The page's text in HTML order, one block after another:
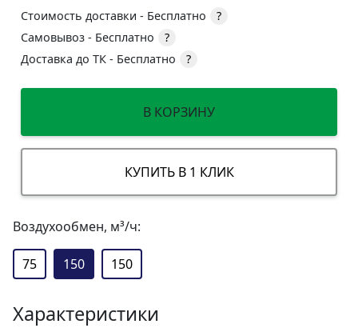
Стоимость доставки - Бесплатно
?
Самовывоз - Бесплатно
?
Доставка до ТК - Бесплатно ?
В КОРЗИНУ
КУПИТЬ В 1 КЛИК
Воздухообмен, м³/ч:
75 150 150
Характеристики